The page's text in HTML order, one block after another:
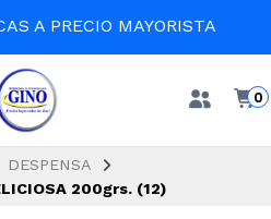
A PRECIO MAYORISTA
0
DESPENSA
200grs. (12)